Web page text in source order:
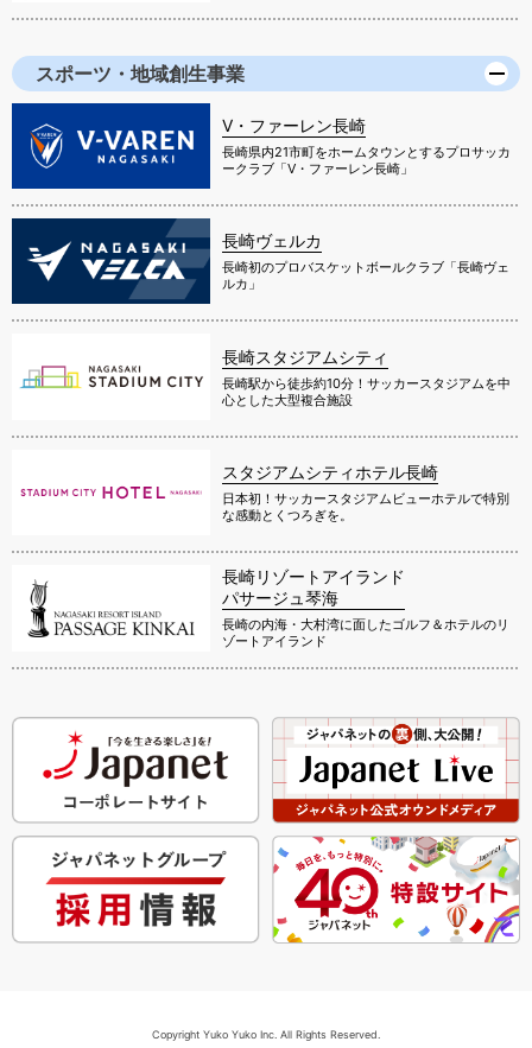
スポーツ・地域創生事業
V・ファーレン長崎
長崎県内21市町をホームタウンとするプロサッカ
ークラブ「V・ファーレン長崎」
長崎ヴェルカ
長崎初のプロバスケットボールクラブ「長崎ヴェ
ルカ」
長崎スタジアムシティ
長崎駅から徒歩約10分！サッカースタジアムを中
心とした大型複合施設
スタジアムシティホテル長崎
日本初！サッカースタジアムビューホテルで特別
な感動とくつろぎを。
長崎リゾートアイランド
パサージュ琴海
長崎の内海・大村湾に面したゴルフ＆ホテルのリ
ゾートアイランド
Copyright Yuko Yuko Inc. All Rights Reserved.